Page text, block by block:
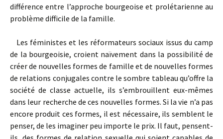
différence entre l’approche bourgeoise et prolétarienne au
problème difficile de la famille.
Les féministes et les réformateurs sociaux issus du camp
de la bourgeoisie, croient naïvement dans la possibilité de
créer de nouvelles formes de famille et de nouvelles formes
de relations conjugales contre le sombre tableau qu’offre la
société de classe actuelle, ils s’embrouillent eux-mêmes
dans leur recherche de ces nouvelles formes. Si la vie n’a pas
encore produit ces formes, il est nécessaire, ils semblent le
penser, de les imaginer peu importe le prix. Il faut, pensent-